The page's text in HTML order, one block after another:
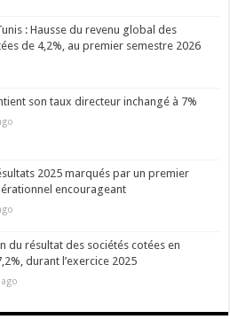
: Hausse du revenu global des
de 4,2%, au premier semestre 2026
son taux directeur inchangé à 7%
2025 marqués par un premier
encourageant
du résultat des sociétés cotées en
durant l’exercice 2025